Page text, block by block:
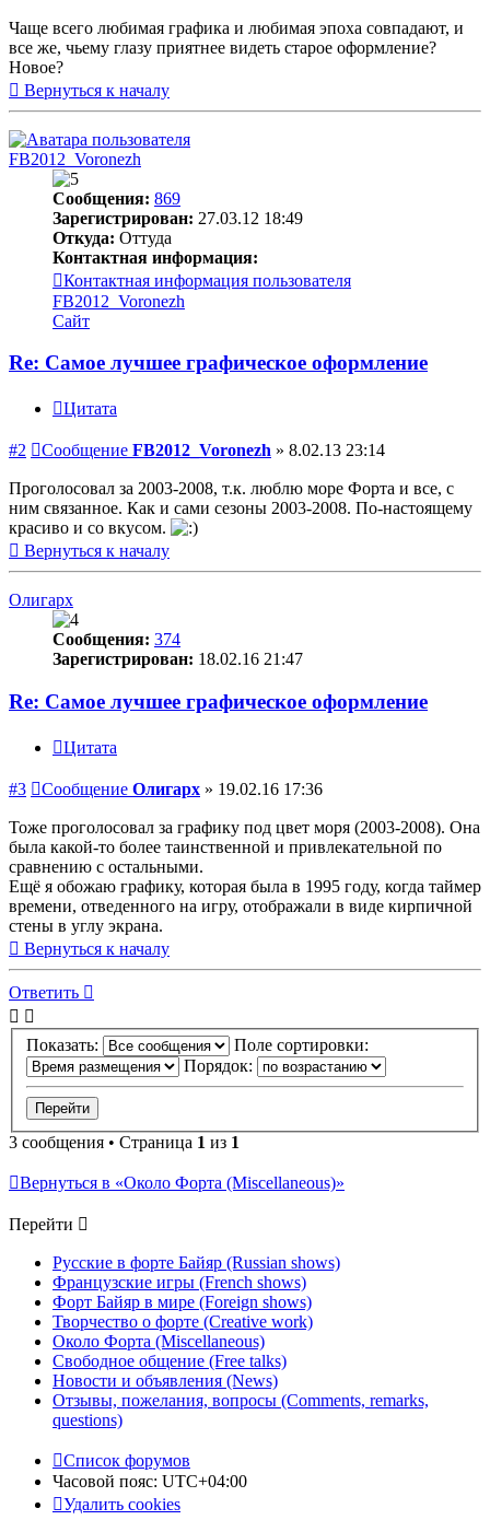
Чаще всего любимая графика и любимая эпоха совпадают, и
все же, чьему глазу приятнее видеть старое оформление?
Новое?
Вернуться к началу
FB2012_Voronezh
Сообщения: 869
Зарегистрирован: 27.03.12 18:49
Откуда: Оттуда
Контактная информация:
Контактная информация пользователя
FB2012_Voronezh
Сайт
Re: Самое лучшее графическое оформление
Цитата
#2 Сообщение FB2012_Voronezh » 8.02.13 23:14
Проголосовал за 2003-2008, т.к. люблю море Форта и все, с
ним связанное. Как и сами сезоны 2003-2008. По-настоящему
красиво и со вкусом.
Вернуться к началу
Олигарх
Сообщения: 374
Зарегистрирован: 18.02.16 21:47
Re: Самое лучшее графическое оформление
Цитата
#3 Сообщение Олигарх » 19.02.16 17:36
Тоже проголосовал за графику под цвет моря (2003-2008). Она
была какой-то более таинственной и привлекательной по
сравнению с остальными.
Ещё я обожаю графику, которая была в 1995 году, когда таймер
времени, отведенного на игру, отображали в виде кирпичной
стены в углу экрана.
Вернуться к началу
Ответить
Показать:
Поле сортировки:
Порядок:
3 сообщения • Страница 1 из 1
Вернуться в «Около Форта (Miscellaneous)»
Перейти
Русские в форте Байяр (Russian shows)
Французские игры (French shows)
Форт Байяр в мире (Foreign shows)
Творчество о форте (Creative work)
Около Форта (Miscellaneous)
Свободное общение (Free talks)
Новости и объявления (News)
Отзывы, пожелания, вопросы (Comments, remarks,
questions)
Список форумов
Часовой пояс: UTC+04:00
Удалить cookies